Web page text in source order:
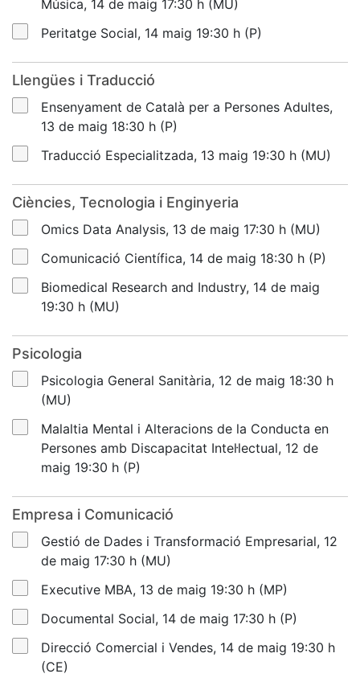
Música, 14 de maig 17:30 h (MU)
Peritatge Social, 14 maig 19:30 h (P)
Llengües i Traducció
Ensenyament de Català per a Persones Adultes,
13 de maig 18:30 h (P)
Traducció Especialitzada, 13 maig 19:30 h (MU)
Ciències, Tecnologia i Enginyeria
Omics Data Analysis, 13 de maig 17:30 h (MU)
Comunicació Científica, 14 de maig 18:30 h (P)
Biomedical Research and Industry, 14 de maig
19:30 h (MU)
Psicologia
Psicologia General Sanitària, 12 de maig 18:30 h
(MU)
Malaltia Mental i Alteracions de la Conducta en
Persones amb Discapacitat Intel·lectual, 12 de
maig 19:30 h (P)
Empresa i Comunicació
Gestió de Dades i Transformació Empresarial, 12
de maig 17:30 h (MU)
Executive MBA, 13 de maig 19:30 h (MP)
Documental Social, 14 de maig 17:30 h (P)
Direcció Comercial i Vendes, 14 de maig 19:30 h
(CE)